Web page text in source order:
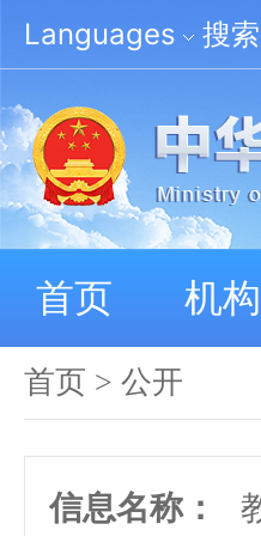
Languages 搜索
首页 机构
首页 > 公开
信息名称：